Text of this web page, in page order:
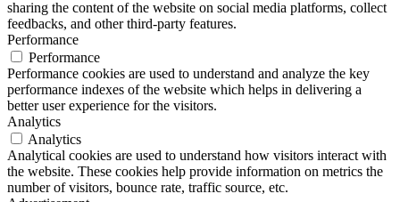
sharing the content of the website on social media platforms, collect
feedbacks, and other third-party features.
Performance
Performance
Performance cookies are used to understand and analyze the key
performance indexes of the website which helps in delivering a
better user experience for the visitors.
Analytics
Analytics
Analytical cookies are used to understand how visitors interact with
the website. These cookies help provide information on metrics the
number of visitors, bounce rate, traffic source, etc.